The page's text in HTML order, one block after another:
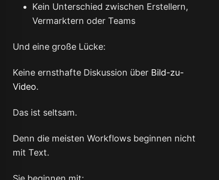
Kein Unterschied zwischen Erstellern,
Vermarktern oder Teams
Und eine große Lücke:
Keine ernsthafte Diskussion über Bild-zu-
Video.
Das ist seltsam.
Denn die meisten Workflows beginnen nicht
mit Text.